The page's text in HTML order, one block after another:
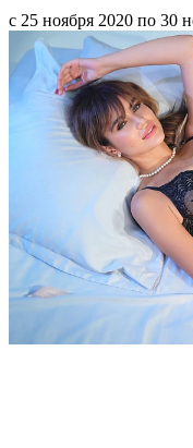
с 25 ноября 2020 по 30